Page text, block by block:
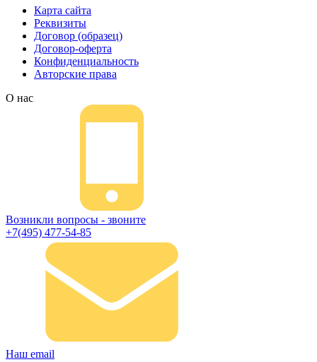
Карта сайта
Реквизиты
Договор (образец)
Договор-оферта
Конфиденциальность
Авторские права
О нас
Возникли вопросы - звоните
+7(495) 477-54-85
Наш email